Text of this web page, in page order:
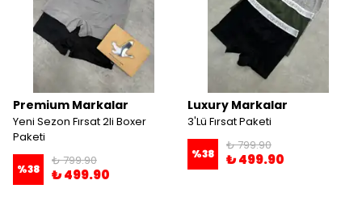
Premium Markalar
Yeni Sezon Fırsat 2li Boxer
Paketi
%38
₺ 799.90
₺ 499.90
Luxury Markalar
3'Lü Fırsat Paketi
%38
₺ 799.90
₺ 499.90